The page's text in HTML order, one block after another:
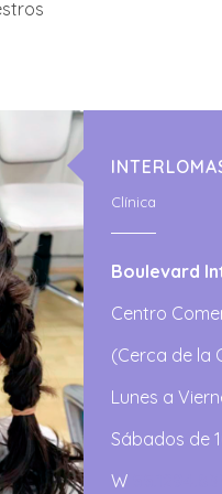
Clínica
Boulevard
Centro
(Cerca de la
Lunes a
Sábados de
W